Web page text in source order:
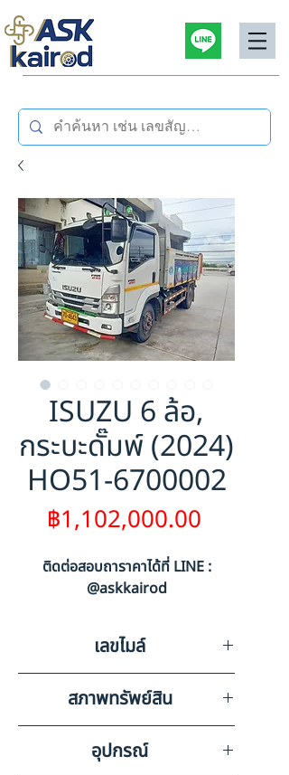
ISUZU 6 ล้อ,
กระบะดั๊มพ์ (2024)
HO51-6700002
฿1,102,000.00
ติดต่อสอบถาราคาได้ที่ LINE :
@askkairod
เลขไมล์
57489
สภาพทรัพย์สิน
มีรอยขีดข่วนรอบคันตามการใช้
งาน
อุปกรณ์